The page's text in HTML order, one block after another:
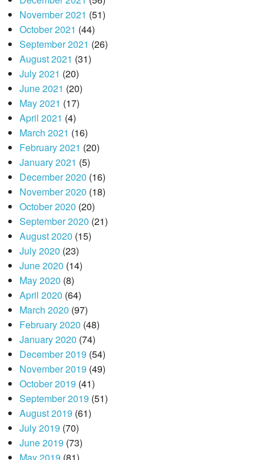
November 2021 (51)
October 2021 (44)
September 2021 (26)
August 2021 (31)
July 2021 (20)
June 2021 (20)
May 2021 (17)
April 2021 (4)
March 2021 (16)
February 2021 (20)
January 2021 (5)
December 2020 (16)
November 2020 (18)
October 2020 (20)
September 2020 (21)
August 2020 (15)
July 2020 (23)
June 2020 (14)
May 2020 (8)
April 2020 (64)
March 2020 (97)
February 2020 (48)
January 2020 (74)
December 2019 (54)
November 2019 (49)
October 2019 (41)
September 2019 (51)
August 2019 (61)
July 2019 (70)
June 2019 (73)